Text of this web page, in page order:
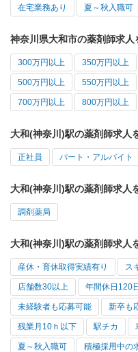
在宅業務あり 夏～秋入職可
神奈川県大和市の薬剤師求人
300万円以上 350万円以上
500万円以上 550万円以上
700万円以上 800万円以上
大和(神奈川)駅の薬剤師求人
正社員 パート・アルバイト
大和(神奈川)駅の薬剤師求人
調剤薬局
大和(神奈川)駅の薬剤師求人
産休・育休取得実績有り ス
店舗数30以上 年間休日120
未経験者も応募可能 新卒も
残業月10ｈ以下 駅チカ
夏～秋入職可 積極採用中の